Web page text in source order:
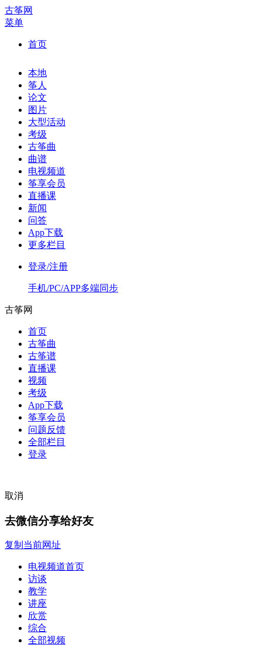
古筝网
菜单
首页
本地
筝人
论文
图片
大型活动
考级
古筝曲
曲谱
电视频道
筝享会员
直播课
新闻
问答
App下载
更多栏目
登录/注册
手机/PC/APP多端同步
古筝网
首页
古筝曲
古筝谱
直播课
视频
考级
App下载
筝享会员
问题反馈
全部栏目
登录
取消
去微信分享给好友
复制当前网址
电视频道首页
访谈
教学
讲座
欣赏
综合
全部视频